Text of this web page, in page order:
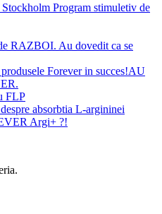
Program stimuletiv de
RAZBOI. Au dovedit ca se
Forever in succes!AU
FLP
absorbtia L-argininei
Argi+ ?!